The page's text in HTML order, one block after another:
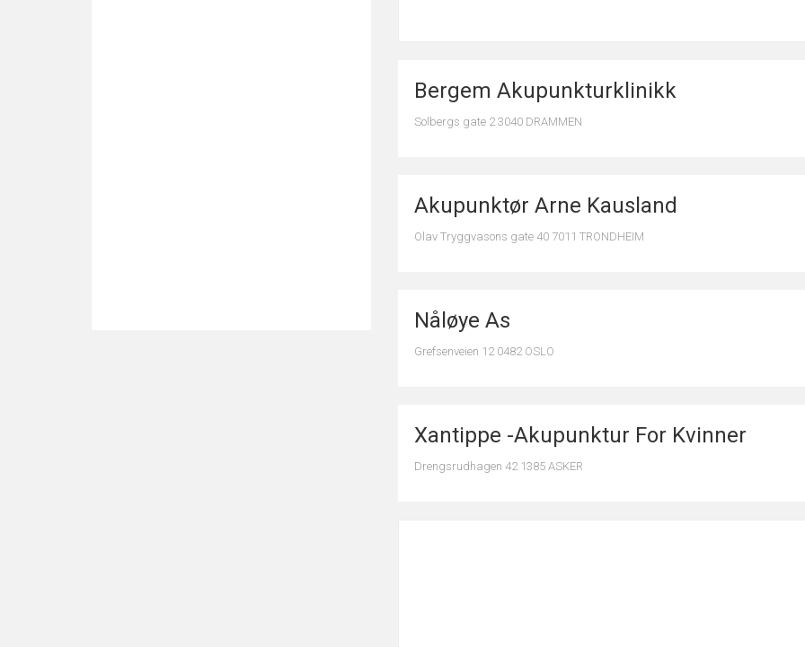
Bergem Akupunkturklinikk
Solbergs gate 2 3040 DRAMMEN
Akupunktør Arne Kausland
Olav Tryggvasons gate 40 7011 TRONDHEIM
Nåløye As
Grefsenveien 12 0482 OSLO
Xantippe -Akupunktur For Kvinner
Drengsrudhagen 42 1385 ASKER